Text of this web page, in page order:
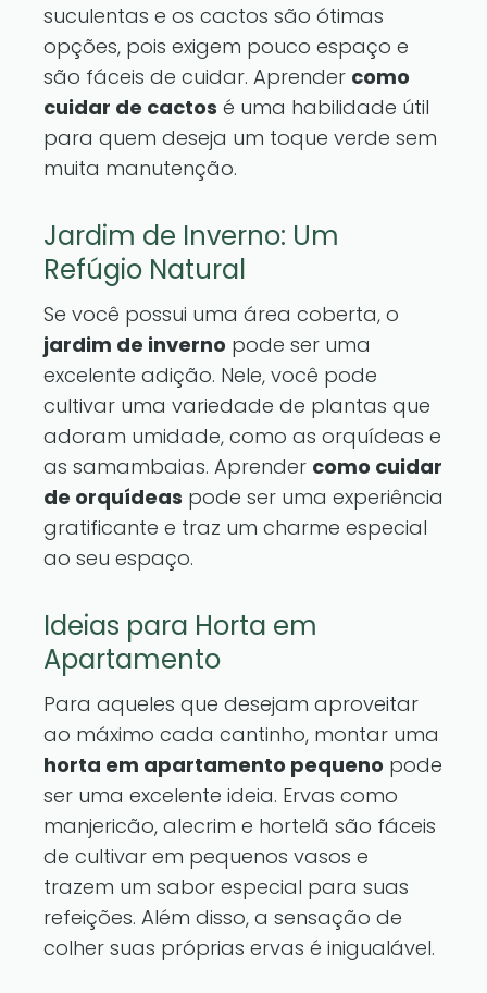
suculentas e os cactos são ótimas
opções, pois exigem pouco espaço e
são fáceis de cuidar. Aprender como
cuidar de cactos é uma habilidade útil
para quem deseja um toque verde sem
muita manutenção.
Jardim de Inverno: Um
Refúgio Natural
Se você possui uma área coberta, o
jardim de inverno pode ser uma
excelente adição. Nele, você pode
cultivar uma variedade de plantas que
adoram umidade, como as orquídeas e
as samambaias. Aprender como cuidar
de orquídeas pode ser uma experiência
gratificante e traz um charme especial
ao seu espaço.
Ideias para Horta em
Apartamento
Para aqueles que desejam aproveitar
ao máximo cada cantinho, montar uma
horta em apartamento pequeno pode
ser uma excelente ideia. Ervas como
manjericão, alecrim e hortelã são fáceis
de cultivar em pequenos vasos e
trazem um sabor especial para suas
refeições. Além disso, a sensação de
colher suas próprias ervas é inigualável.